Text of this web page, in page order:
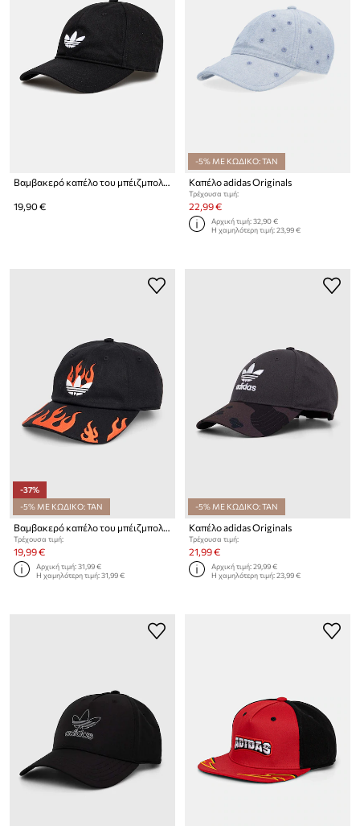
Βαμβακερό καπέλο του μπέιζμπολ adidas Originals BASEBALL AC
19,90 €
-5% ΜΕ ΚΩΔΙΚΟ: TAN
Καπέλο adidas Originals
Τρέχουσα τιμή:
22,99 €
Αρχική τιμή:32,90 €
Η χαμηλότερη τιμή:23,99 €
-37%
-5% ΜΕ ΚΩΔΙΚΟ: TAN
Βαμβακερό καπέλο του μπέιζμπολ adidas Originals
Τρέχουσα τιμή:
19,99 €
Αρχική τιμή:31,99 €
Η χαμηλότερη τιμή:31,99 €
-5% ΜΕ ΚΩΔΙΚΟ: TAN
Καπέλο adidas Originals
Τρέχουσα τιμή:
21,99 €
Αρχική τιμή:29,99 €
Η χαμηλότερη τιμή:23,99 €